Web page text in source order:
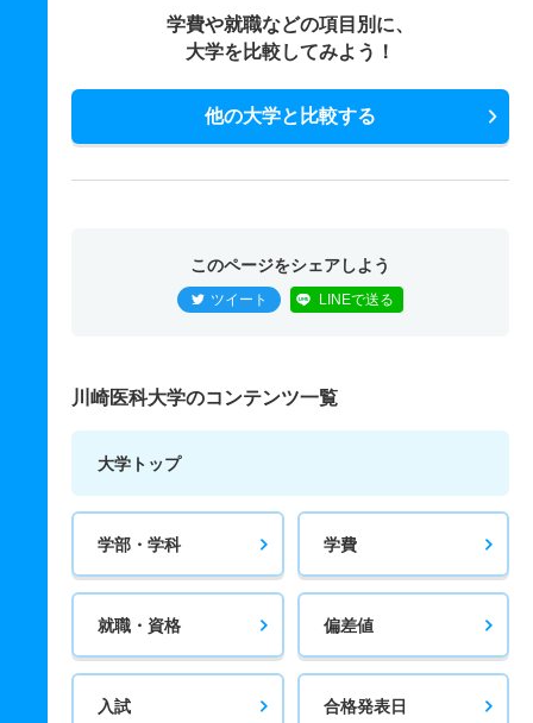
学費や就職などの項目別に、
大学を比較してみよう！
他の大学と比較する
このページをシェアしよう
ツイート LINEで送る
川崎医科大学のコンテンツ一覧
大学トップ
学部・学科 学費
就職・資格 偏差値
入試 合格発表日